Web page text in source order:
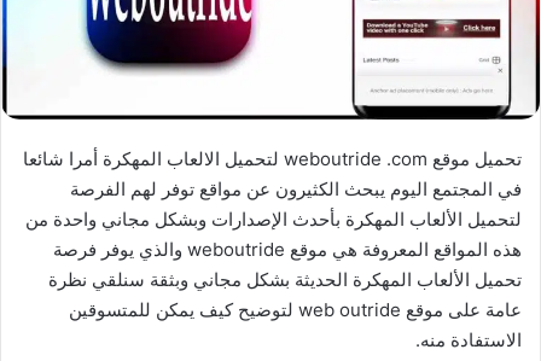
تحميل موقع weboutride .com لتحميل الالعاب المهكرة أمرا شائعا
في المجتمع اليوم يبحث الكثيرون عن مواقع توفر لهم الفرصة
لتحميل الألعاب المهكرة بأحدث الإصدارات وبشكل مجاني واحدة من
هذه المواقع المعروفة هي موقع weboutride والذي يوفر فرصة
تحميل الألعاب المهكرة الحديثة بشكل مجاني وبثقة سنلقي نظرة
عامة على موقع web outride لتوضيح كيف يمكن للمتسوقين
الاستفادة منه.